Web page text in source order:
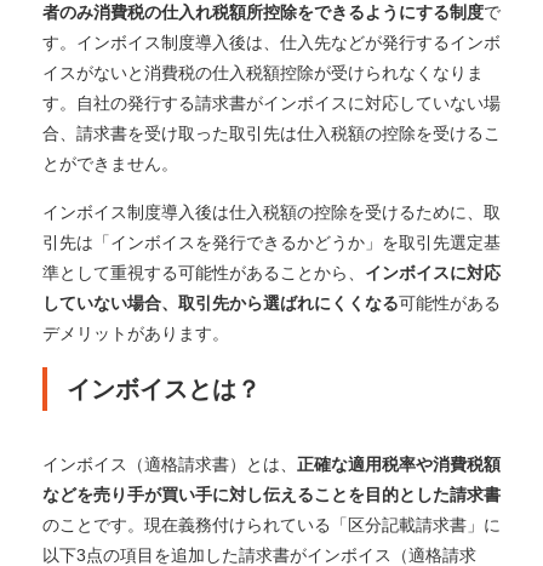
者のみ消費税の仕入れ税額所控除をできるようにする制度で
す。 インボイス制度導入後は、仕入先などが発行するインボ
イスがないと消費税の仕入税額控除が受けられなくなりま
す。
自社の発行する請求書がインボイスに対応していない場
合、請求書を受け取った取引先は仕入税額の控除を受けるこ
とができません。
インボイス制度導入後は仕入税額の控除を受けるために、取
引先は「インボイスを発行できるかどうか」を取引先選定基
準として重視する可能性があることから、 インボイスに対応
していない場合、取引先から選ばれにくくなる可能性がある
デメリットがあります。
インボイスとは？
インボイス（適格請求書）とは、 正確な適用税率や消費税額
などを売り手が買い手に対し伝えることを目的とした請求書
のことです。 現在義務付けられている「区分記載請求書」に
以下3点の項目を追加した請求書がインボイス（適格請求